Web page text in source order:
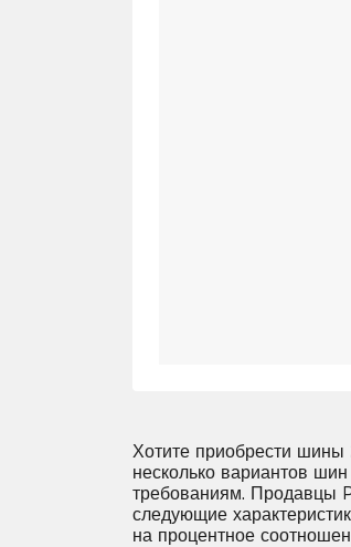
Хотите приобрести шины
несколько вариантов шин
требованиям. Продавцы
следующие
на процентное